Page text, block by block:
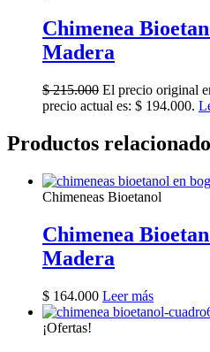
Chimenea
Madera
$215.000 El precio original
precio actual es: $ 194.000.
Productos
Chimeneas Bioetanol
Chimenea
Madera
$ 164.000 Leer más
¡Ofertas!